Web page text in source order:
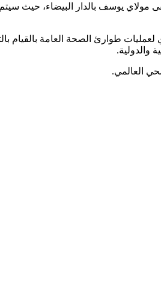
مولاي يوسف بالدار البيضاء، حيث سيتم
طوارئ الصحة العامة بالقيام
والدولية.
العالمي.